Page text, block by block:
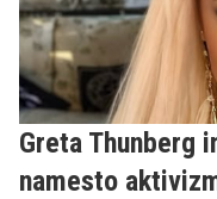
Greta Thunberg
namesto